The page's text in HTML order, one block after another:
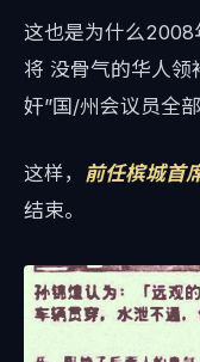
这也是为什么2008
将 没骨气的华人领
奸”国/州会议员全
这样， 前任槟城首
结束。